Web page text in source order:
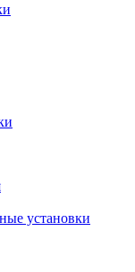
установки